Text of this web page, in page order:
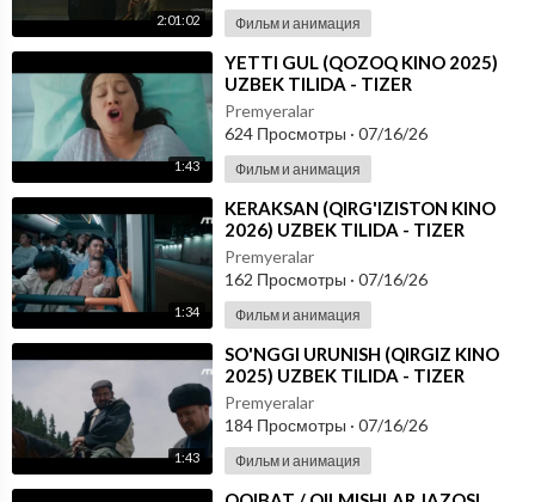
2:01:02 Фильм и анимация
1:43
⁣YETTI GUL (QOZOQ KINO 2025)
UZBEK TILIDA - TIZER
Premyeralar
624 Просмотры · 07/16/26
Фильм и анимация
1:34
⁣KERAKSAN (QIRG'IZISTON KINO
2026) UZBEK TILIDA - TIZER
Premyeralar
162 Просмотры · 07/16/26
Фильм и анимация
1:43
⁣SO'NGGI URUNISH (QIRGIZ KINO
2025) UZBEK TILIDA - TIZER
Premyeralar
184 Просмотры · 07/16/26
Фильм и анимация